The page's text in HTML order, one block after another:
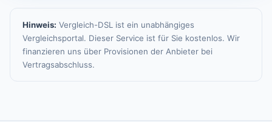
Hinweis: Vergleich-DSL ist ein unabhängiges
Vergleichsportal. Dieser Service ist für Sie kostenlos. Wir
finanzieren uns über Provisionen der Anbieter bei
Vertragsabschluss.